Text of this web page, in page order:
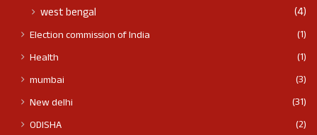
west bengal (4)
Election commission of India
(1)
Health
(1)
mumbai
(3)
New delhi
(31)
ODISHA
(2)